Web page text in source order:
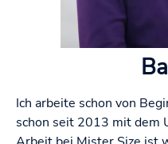
Ich arbeite schon von
schon seit 2013 mit dem